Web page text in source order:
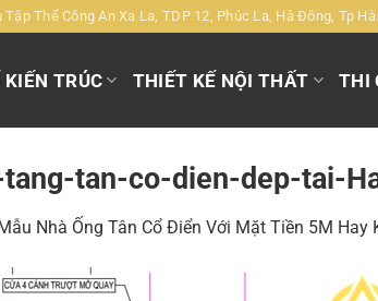
Tập Thể Công An Xa La, TDP 12, Phúc La, Hà Đông, Tp Hà
TRÚC THIẾT KẾ NỘI THẤT THI
tan-co-dien-dep-tai-
Nhà Ống Tân Cổ Điển Với Mặt Tiền 5M Hay